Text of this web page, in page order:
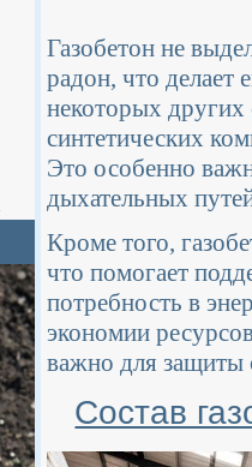
Газобетон не
радон, что делает
некоторых других
синтетических
Это особенно
дыхательных
Кроме того,
что помогает
потребность в
экономии
важно для
Состав